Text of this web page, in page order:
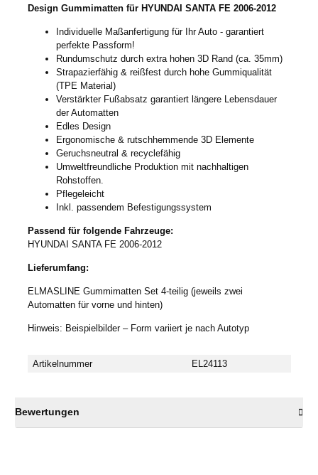
Design Gummimatten für HYUNDAI SANTA FE 2006-2012
Individuelle Maßanfertigung für Ihr Auto - garantiert
perfekte Passform!
Rundumschutz durch extra hohen 3D Rand (ca. 35mm)
Strapazierfähig & reißfest durch hohe Gummiqualität
(TPE Material)
Verstärkter Fußabsatz garantiert längere Lebensdauer
der Automatten
Edles Design
Ergonomische & rutschhemmende 3D Elemente
Geruchsneutral & recyclefähig
Umweltfreundliche Produktion mit nachhaltigen
Rohstoffen.
Pflegeleicht
Inkl. passendem Befestigungssystem
Passend für folgende Fahrzeuge:
HYUNDAI SANTA FE 2006-2012
Lieferumfang:
ELMASLINE Gummimatten Set 4-teilig (jeweils zwei
Automatten für vorne und hinten)
Hinweis: Beispielbilder – Form variiert je nach Autotyp
Artikelnummer EL24113
Bewertungen